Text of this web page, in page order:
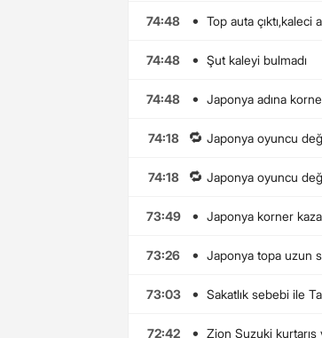
74:48 • Top auta çıktı,kaleci
74:48 • Şut kaleyi bulmadı
74:48 • Japonya adına
74:18 🔁 Japonya oyuncu
74:18 🔁 Japonya oyuncu
73:49 • Japonya korner
73:26 • Japonya topa uzun
73:03 • Sakatlık sebebi ile
72:42 • Zion Suzuki kurtarış